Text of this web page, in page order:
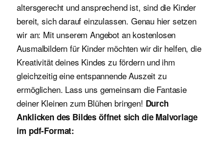
altersgerecht und ansprechend ist, sind die Kinder
bereit, sich darauf einzulassen. Genau hier setzen
wir an: Mit unserem Angebot an kostenlosen
Ausmalbildern für Kinder möchten wir dir helfen, die
Kreativität deines Kindes zu fördern und ihm
gleichzeitig eine entspannende Auszeit zu
ermöglichen. Lass uns gemeinsam die Fantasie
deiner Kleinen zum Blühen bringen! Durch
Anklicken des Bildes öffnet sich die Malvorlage
im pdf-Format: